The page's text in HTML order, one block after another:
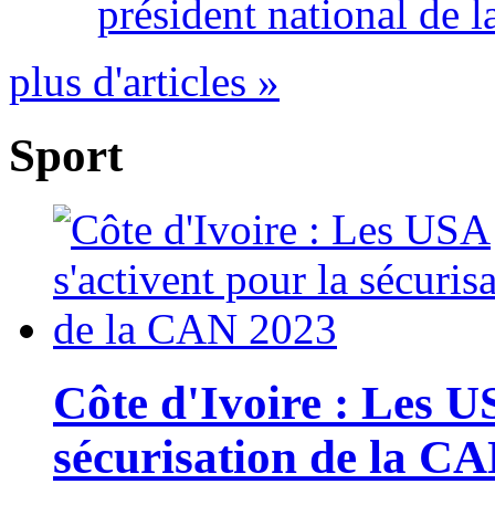
président national de
plus d'articles »
Sport
Côte d'Ivoire : Les
sécurisation de la